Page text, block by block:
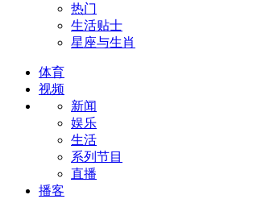
热门
生活贴士
星座与生肖
体育
视频
新闻
娱乐
生活
系列节目
直播
播客